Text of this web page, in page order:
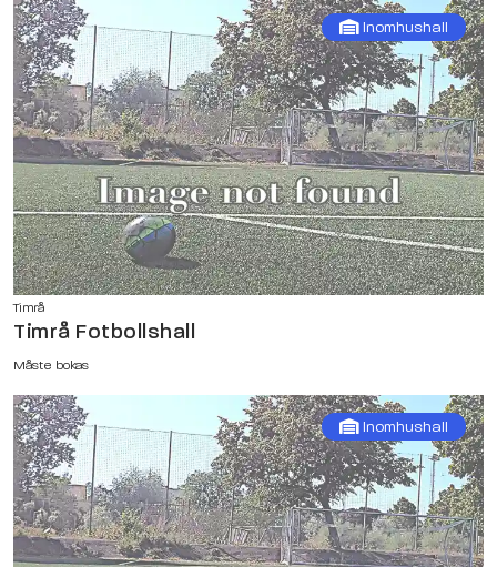
Inomhushall
Timrå
Timrå Fotbollshall
Måste bokas
Inomhushall